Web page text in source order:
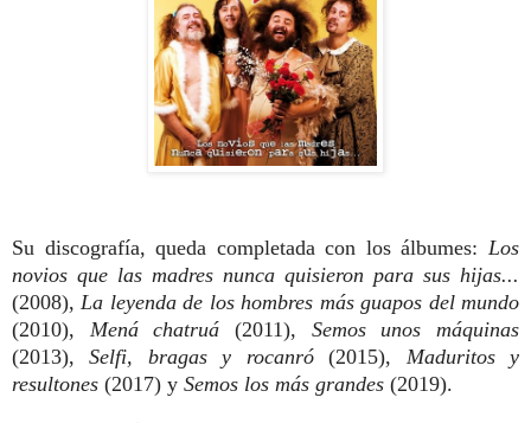
Su discografía, queda completada con los álbumes: Los
novios que las madres nunca quisieron para sus hijas...
(2008), La leyenda de los hombres más guapos del mundo
(2010), Mená chatruá(2011), Semos unos máquinas
(2013),Selfi, bragas y rocanró(2015), Maduritos y
resultones (2017) y Semos los más grandes (2019).